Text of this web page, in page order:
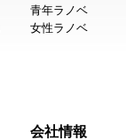
青年ラノベ
女性ラノベ
会社情報